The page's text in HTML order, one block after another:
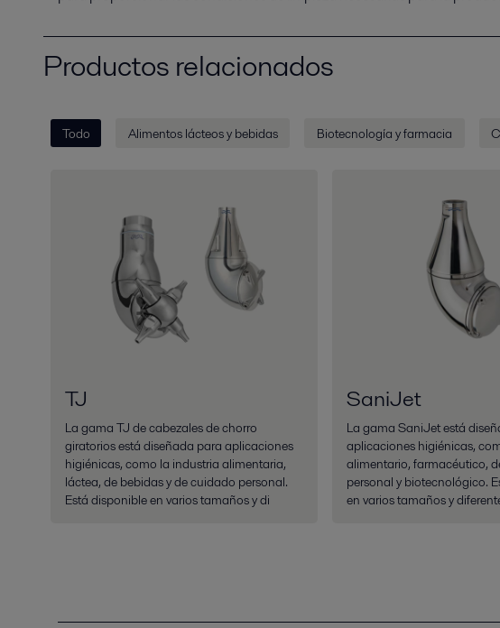
Productos relacionados
Todo Alimentos lácteos y bebidas Biotecnología y farmacia
TJ
La gama TJ de cabezales de chorro
giratorios está diseñada para aplicaciones
higiénicas, como la industria alimentaria,
láctea, de bebidas y de cuidado personal.
Está disponible en varios tamaños y di
SaniJet
La gama SaniJet está
aplicaciones higiénicas,
alimentario, farmacéutico,
personal y biotecnológico.
en varios tamaños y